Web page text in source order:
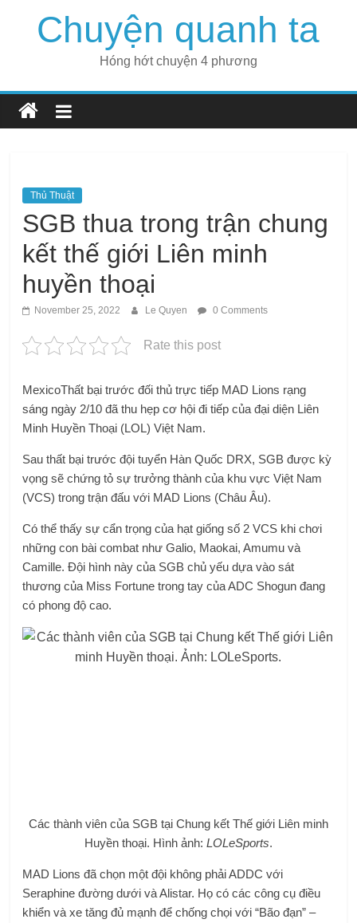
Chuyện quanh ta
Hóng hớt chuyện 4 phương
Thủ Thuật
SGB ​​thua trong trận chung
kết thế giới Liên minh
huyền thoại
November 25, 2022 Le Quyen 0 Comments
Rate this post
MexicoThất bại trước đối thủ trực tiếp MAD Lions rạng
sáng ngày 2/10 đã thu hẹp cơ hội đi tiếp của đại diện Liên
Minh Huyền Thoại (LOL) Việt Nam.
Sau thất bại trước đội tuyển Hàn Quốc DRX, SGB được kỳ
vọng sẽ chứng tỏ sự trưởng thành của khu vực Việt Nam
(VCS) trong trận đấu với MAD Lions (Châu Âu).
Có thể thấy sự cẩn trọng của hạt giống số 2 VCS ​​khi chơi
những con bài combat như Galio, Maokai, Amumu và
Camille. Đội hình này của SGB chủ yếu dựa vào sát
thương của Miss Fortune trong tay của ADC Shogun đang
có phong độ cao.
Các thành viên của SGB tại Chung kết Thế giới Liên minh
Huyền thoại. Hình ảnh: LOLeSports.
MAD Lions đã chọn một đội không phải ADDC với
Seraphine đường dưới và Alistar. Họ có các công cụ điều
khiển và xe tăng đủ mạnh để chống chọi với “Bão đạn” –